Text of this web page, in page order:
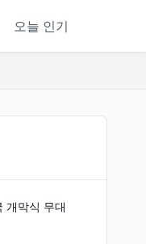
오늘 인기
개막식 무대